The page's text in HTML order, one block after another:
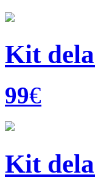
Kit
99€
Kit